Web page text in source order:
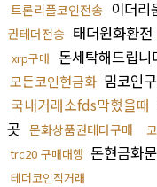
트론리플코인전송 이더리
권테더전송 태더원화환전
xrp구매 돈세탁해드립니
모든코인현금화 밈코인
국내거래소fds막혔을때
곳 문화상품권테더구매
trc20 구매대행 돈현금화
테더코인직거래